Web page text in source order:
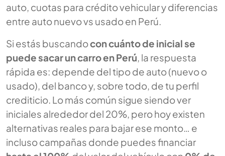
auto, cuotas para crédito vehicular y diferencias
entre auto nuevo vs usado en Perú.
Si estás buscandocon cuánto de inicial se
puede sacar un carro en Perú, la respuesta
rápida es: depende del tipo de auto (nuevo o
usado), del banco y, sobre todo, de tu perfil
crediticio. Lo más común sigue siendo ver
iniciales alrededor del 20%, pero hoy existen
alternativas reales para bajar ese monto… e
incluso campañas donde puedes financiar